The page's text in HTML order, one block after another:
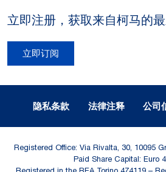
立即注册，获取来自柯马的
立即订阅
隐私条款 法律注释 公司
Registered Office: Via Rivalta, 30, 10095
Paid Share Capital: Euro
Registered in the REA Torino 474119 –